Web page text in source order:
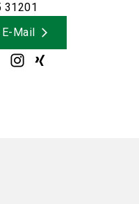
31201
Mail